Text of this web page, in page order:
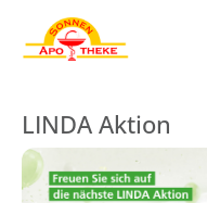
LINDA Aktion